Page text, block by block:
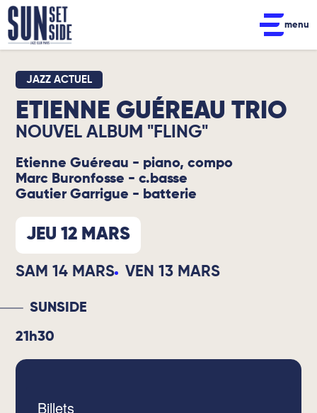
menu
JAZZ ACTUEL
ETIENNE GUÉREAU TRIO
NOUVEL ALBUM "FLING"
Etienne Guéreau - piano, compo
Marc Buronfosse - c.basse
Gautier Garrigue - batterie
JEU 12 MARS
SAM 14 MARS VEN 13 MARS
SUNSIDE
21h30
Billets